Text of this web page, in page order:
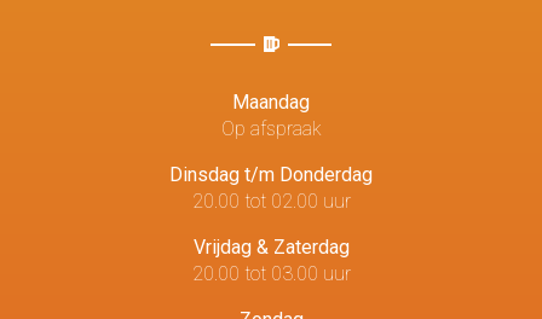
Maandag
Op afspraak
Dinsdag t/m Donderdag
20.00 tot 02.00 uur
Vrijdag & Zaterdag
20.00 tot 03.00 uur